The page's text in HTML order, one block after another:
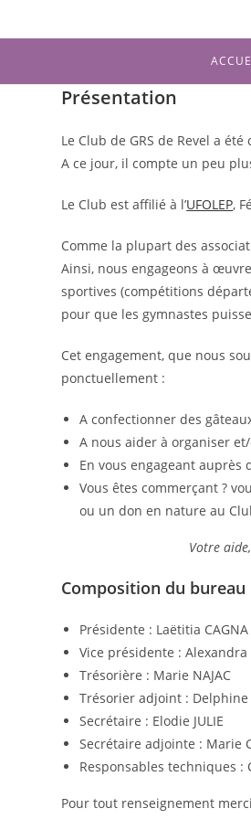
Présentation
Le Club de GRS de Revel a été
A ce jour, il compte un peu
Le Club est affilié à l’UFOLEP,
Comme la plupart des
Ainsi, nous engageons à
sportives (compétitions
pour que les gymnastes
Cet engagement, que nous
ponctuellement :
A confectionner des
A nous aider à organiser
En vous engageant auprès
Vous êtes commerçant ?
ou un don en nature au
Votre
Composition du bureau
Présidente : Laëtitia CAGNA
Vice présidente : Alexandra
Trésorière : Marie NAJAC
Trésorier adjoint : Delphine
Secrétaire : Elodie JULIE
Secrétaire adjointe : Marie
Responsables techniques :
Pour tout renseignement